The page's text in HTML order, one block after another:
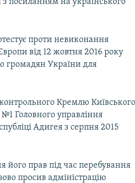
проти невиконання
від 12 жовтня 2016 року
громадян України для
Кремлю Київського
Головного управління
Адигея з серпня 2015
його прав під час перебування
просив адміністрацію